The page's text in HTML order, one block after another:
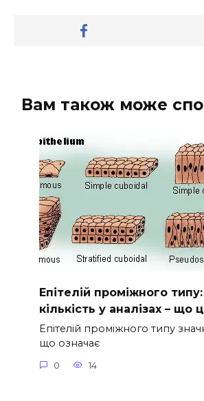
Вам також може
Епітелій проміжного
кількість у аналізах – що
Епітелій проміжного типу
що означає
0 14